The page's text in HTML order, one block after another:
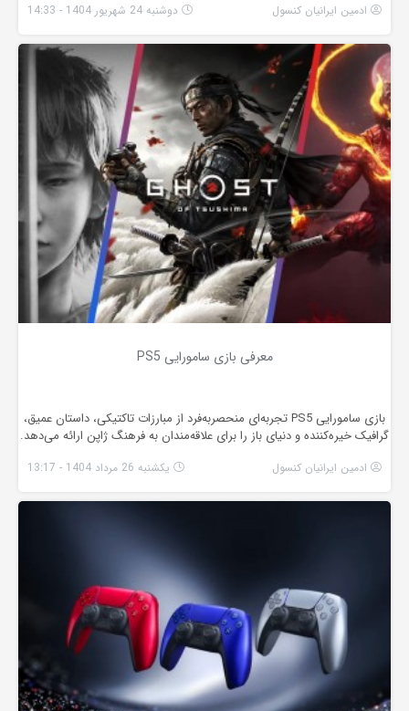
ادمین ایرانیان کنسول دوشنبه 24 شهریور 1404 - 14:33
معرفی بازی سامورایی PS5
بازی سامورایی PS5 تجربه‌ای منحصربه‌فرد از مبارزات تاکتیکی، داستان عمیق،
گرافیک خیره‌کننده و دنیای باز را برای علاقه‌مندان به فرهنگ ژاپن ارائه می‌دهد.
ادمین ایرانیان کنسول یکشنبه 26 مرداد 1404 - 13:17